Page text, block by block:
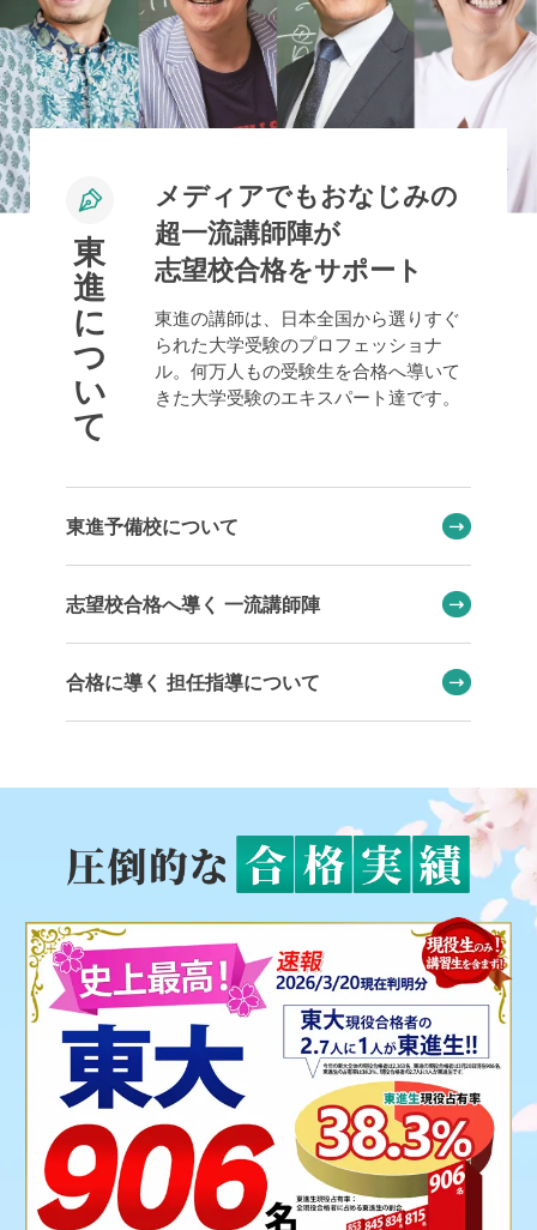
九州 福岡県 熊本県 長崎県
東
進
に
つ
い
て
メディアでもおなじみの
超一流講師陣が
志望校合格をサポート
東進の講師は、日本全国から選りすぐ
られた大学受験のプロフェッショナ
ル。何万人もの受験生を合格へ導いて
きた大学受験のエキスパート達です。
東進予備校について
志望校合格へ導く 一流講師陣
合格に導く 担任指導について